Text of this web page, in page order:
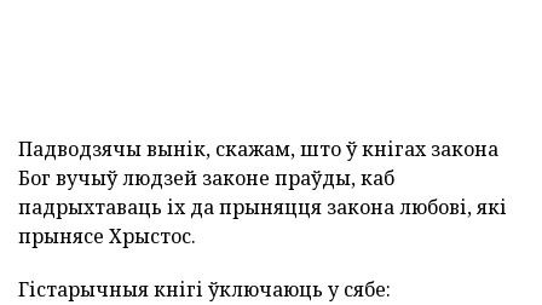
Падводзячы вынік, скажам, што ў кнігах закона
Бог вучыў людзей законе праўды, каб
падрыхтаваць іх да прыняцця закона любові, які
прынясе Хрыстос.
Гістарычныя кнігі ўключаюць у сябе: